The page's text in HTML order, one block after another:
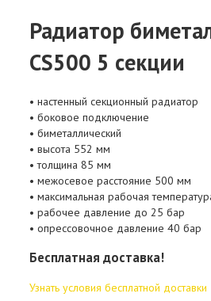
Радиатор
CS500 5 секции
• настенный секционный радиатор
• боковое подключение
• биметаллический
• высота 552 мм
• толщина 85 мм
• межосевое расстояние 500 мм
• максимальная рабочая
• рабочее давление до 25 бар
• опрессовочное давление 40 бар
Бесплатная доставка!
Узнать условия бесплатной доставки